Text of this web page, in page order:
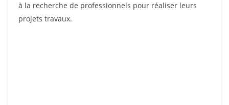
à la recherche de professionnels pour réaliser leurs
projets travaux.